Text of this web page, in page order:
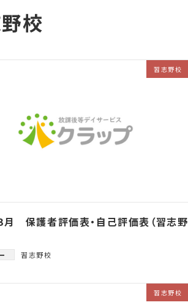
校
習志野校
保護者評価表・自己評価表（習志野
習志野校
習志野校